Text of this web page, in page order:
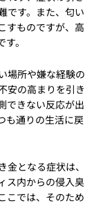
です。また、匂い
すものですが、高
。
場所や嫌な経験の
安の高まりを引き
できない反応が出
も通りの生活に戻
となる症状は、
ス内からの侵入臭
こでは、そのため